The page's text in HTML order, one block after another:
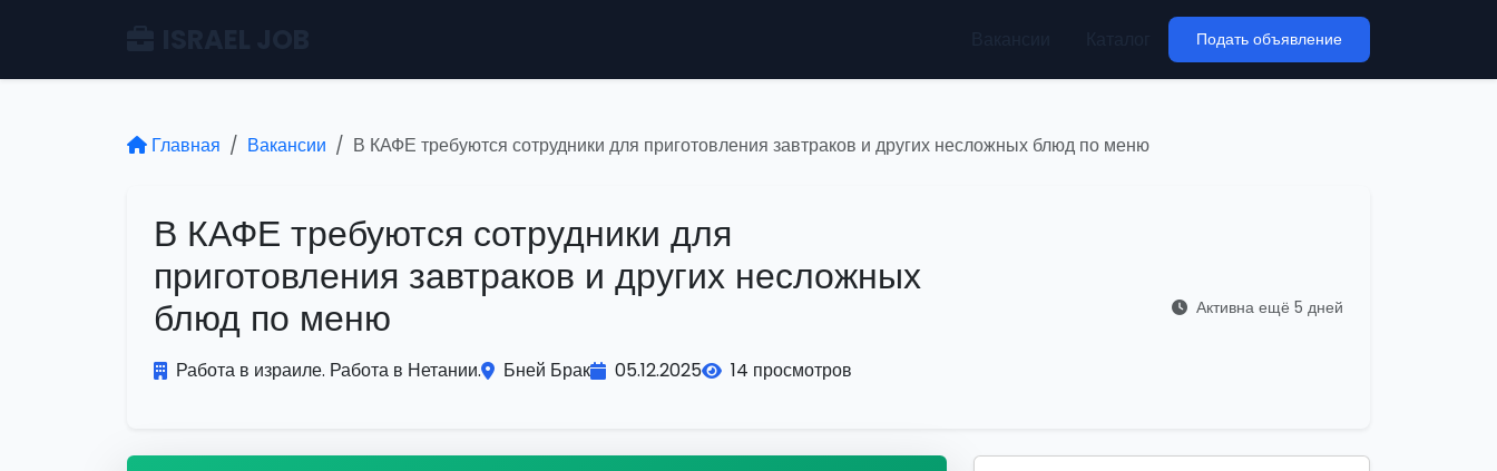
Подать объявление
Главная Вакансии В КАФЕ требуются сотрудники для приготовления завтраков и других несложных блюд по меню
В КАФЕ требуются сотрудники для
приготовления завтраков и других несложных
блюд по меню
Работа в израиле. Работа в Нетании. Бней Брак 05.12.2025 14 просмотров
Активна ещё 5 дней